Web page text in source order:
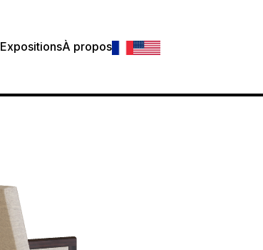
ExpositionsÀ propos